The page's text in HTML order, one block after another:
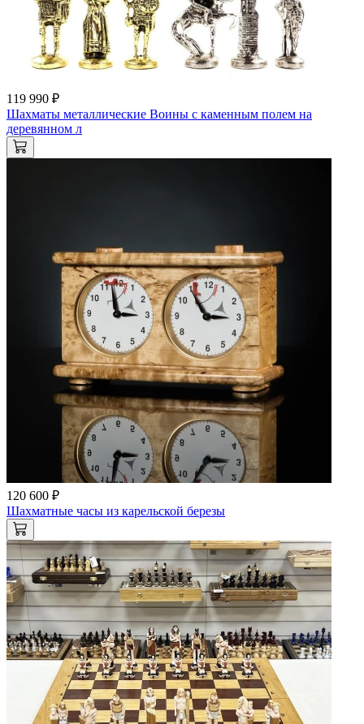
119 990 ₽
Шахматы металлические Воины с каменным полем на
деревянном л
120 600 ₽
Шахматные часы из карельской березы